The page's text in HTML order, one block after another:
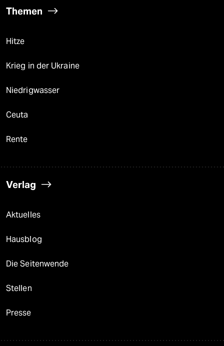
Themen
Hitze
Krieg in der Ukraine
Niedrigwasser
Ceuta
Rente
Verlag
Aktuelles
Hausblog
Die Seitenwende
Stellen
Presse